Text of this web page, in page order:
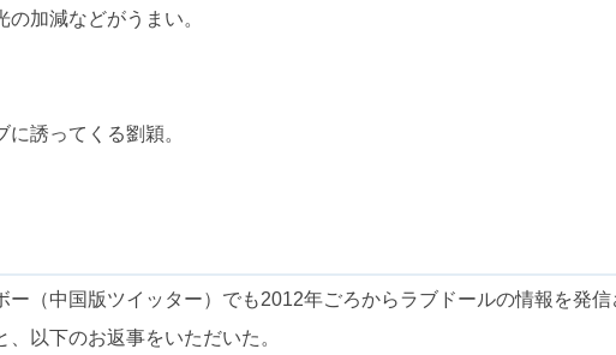
加減などがうまい。
誘ってくる劉穎。
ー（中国版ツイッター）でも2012年ごろからラブドールの情報を発
以下のお返事をいただいた。